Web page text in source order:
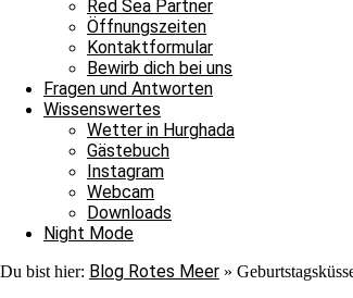
Red Sea Partner
Öffnungszeiten
Kontaktformular
Bewirb dich bei uns
Fragen und Antworten
Wissenswertes
Wetter in Hurghada
Gästebuch
Instagram
Webcam
Downloads
Night Mode
Du bist hier: Blog Rotes Meer »
Datenschutz
Kontakt
Stellenangebote / Jobsuche
Red Sea Partner
Red Sea Shop
News
Unsere Basis
Tauchen
Fragen und Antworten
Envelope Facebook
James & Mac Diving Center